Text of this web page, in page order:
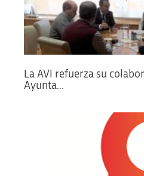
La AVI refuerza su
Ayunta...